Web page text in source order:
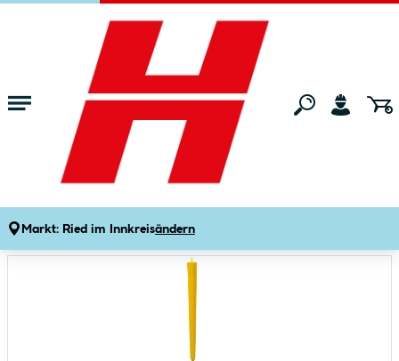
Zum Hauptinhalt springen
Markt: Ried im Innkreisändern
Gartenmarkt Gartendeko Gartenfackeln
Gartenfackel Big Goldgelb